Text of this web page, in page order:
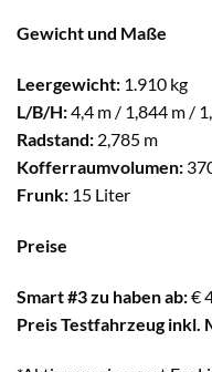
Gewicht und Maße
Leergewicht: 1.910 kg
L/B/H:4,4 m / 1,844 m /
Radstand: 2,785 m
Kofferraumvolumen:
Frunk: 15 Liter
Preise
Smart #3 zu haben ab:€
Preis Testfahrzeug inkl.